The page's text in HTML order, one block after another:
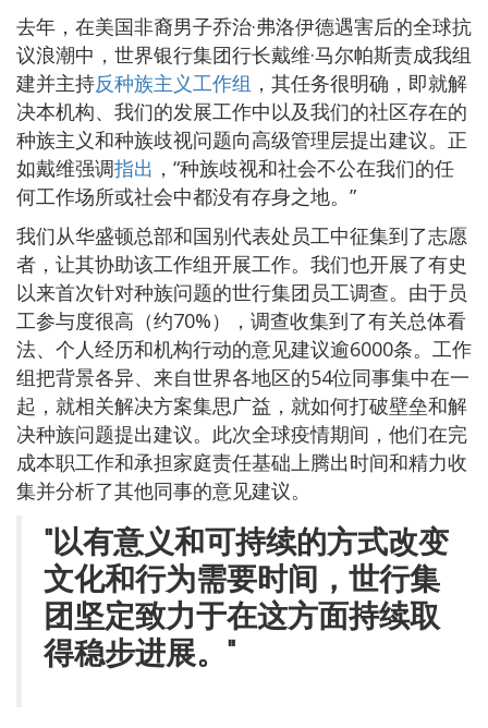
去年，在美国非裔男子乔治·弗洛伊德遇害后的全球抗
议浪潮中，世界银行集团行长戴维·马尔帕斯责成我组
建并主持反种族主义工作组 ，其任务很明确，即就解
决本机构、我们的发展工作中以及我们的社区存在的
种族主义和种族歧视问题向高级管理层提出建议。正
如戴维强调指出 ，“种族歧视和社会不公在我们的任
何工作场所或社会中都没有存身之地。”
我们从华盛顿总部和国别代表处员工中征集到了志愿
者，让其协助该工作组开展工作。我们也开展了有史
以来首次针对种族问题的世行集团员工调查。由于员
工参与度很高（约70%），调查收集到了有关总体看
法、个人经历和机构行动的意见建议逾6000条。工作
组把背景各异、来自世界各地区的54位同事集中在一
起，就相关解决方案集思广益，就如何打破壁垒和解
决种族问题提出建议。此次全球疫情期间，他们在完
成本职工作和承担家庭责任基础上腾出时间和精力收
集并分析了其他同事的意见建议。
"以有意义和可持续的方式改变
文化和行为需要时间，世行集
团坚定致力于在这方面持续取
得稳步进展。"